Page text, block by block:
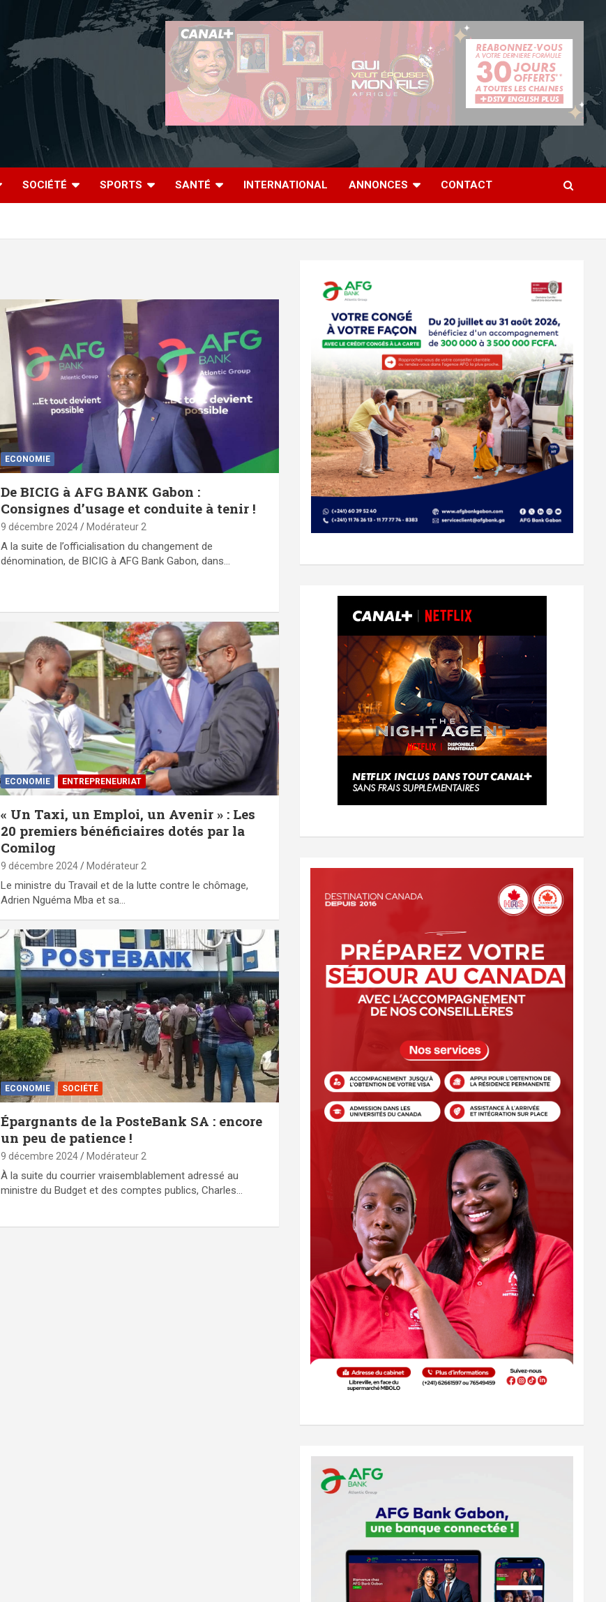
SOCIÉTÉ SPORTS SANTÉ INTERNATIONAL ANNONCES CONTACT
ECONOMIE
De BICIG à AFG BANK Gabon :
Consignes d’usage et conduite à tenir !
9 décembre 2024 Modérateur 2
A la suite de l’officialisation du changement de
dénomination, de BICIG à AFG Bank Gabon, dans…
ECONOMIE ENTREPRENEURIAT
« Un Taxi, un Emploi, un Avenir » : Les
20 premiers bénéficiaires dotés par la
Comilog
9 décembre 2024 Modérateur 2
Le ministre du Travail et de la lutte contre le chômage,
Adrien Nguéma Mba et sa…
ECONOMIE SOCIÉTÉ
Épargnants de la PosteBank SA : encore
un peu de patience !
9 décembre 2024 Modérateur 2
À la suite du courrier vraisemblablement adressé au
ministre du Budget et des comptes publics, Charles…